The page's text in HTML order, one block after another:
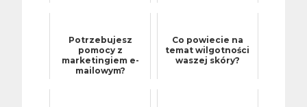
Potrzebujesz
pomocy z
marketingiem e-
mailowym?
Co powiecie na
temat wilgotności
waszej skóry?